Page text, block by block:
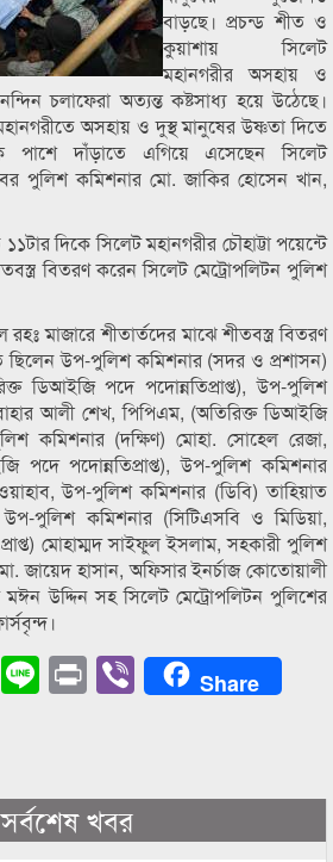
বাড়ছে। প্রচন্ড শীত ও
কুয়াশায় সিলেট
মহানগরীর অসহায় ও
চলাফেরা অত্যন্ত কষ্টসাধ্য হয়ে উঠেছে।
অসহায় ও দুস্থ মানুষের উষ্ণতা দিতে
পাশে দাঁড়াতে এগিয়ে এসেছেন সিলেট
পুলিশ কমিশনার মো. জাকির হোসেন খান,
দিকে সিলেট মহানগরীর চৌহাট্টা পয়েন্টে
বিতরণ করেন সিলেট মেট্রোপলিটন পুলিশ
মাজারে শীতার্তদের মাঝে শীতবস্ত্র বিতরণ
ছিলেন উপ-পুলিশ কমিশনার (সদর ও প্রশাসন)
ডিআইজি পদে পদোন্নতিপ্রাপ্ত), উপ-পুলিশ
আলী শেখ, পিপিএম, (অতিরিক্ত ডিআইজি
কমিশনার (দক্ষিণ) মোহা. সোহেল রেজা,
পদে পদোন্নতিপ্রাপ্ত), উপ-পুলিশ কমিশনার
উপ-পুলিশ কমিশনার (ডিবি) তাহিয়াত
পুলিশ কমিশনার (সিটিএসবি ও মিডিয়া,
মোহাম্মদ সাইফুল ইসলাম, সহকারী পুলিশ
জায়েদ হাসান, অফিসার ইনর্চাজ কোতোয়ালী
উদ্দিন সহ সিলেট মেট্রোপলিটন পুলিশের
WhatsApp
LinePrintViberShare
সর্বশেষ খবর